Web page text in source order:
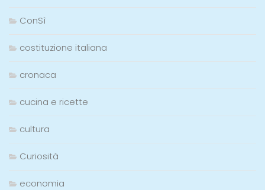
ConSì
costituzione italiana
cronaca
cucina e ricette
cultura
Curiosità
economia